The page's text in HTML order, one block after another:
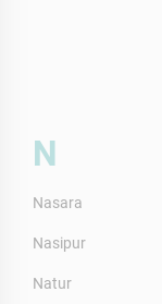
N
Nasara
Nasipur
Natur